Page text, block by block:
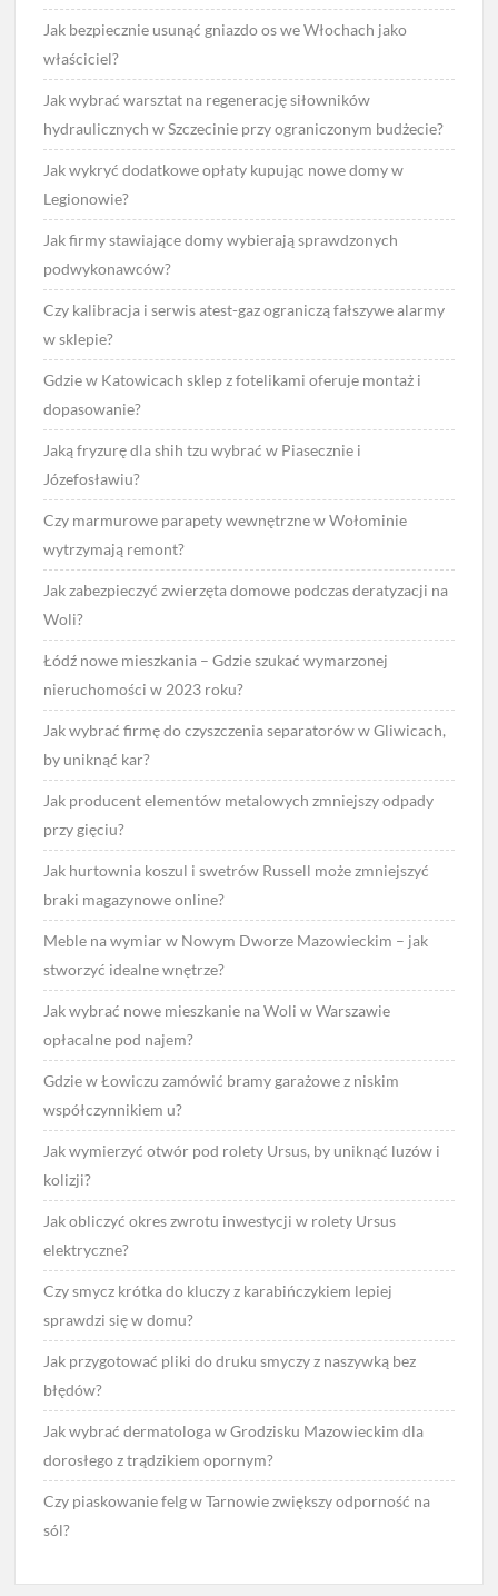
Jak bezpiecznie usunąć gniazdo os we Włochach jako
właściciel?
Jak wybrać warsztat na regenerację siłowników
hydraulicznych w Szczecinie przy ograniczonym budżecie?
Jak wykryć dodatkowe opłaty kupując nowe domy w
Legionowie?
Jak firmy stawiające domy wybierają sprawdzonych
podwykonawców?
Czy kalibracja i serwis atest-gaz ograniczą fałszywe alarmy
w sklepie?
Gdzie w Katowicach sklep z fotelikami oferuje montaż i
dopasowanie?
Jaką fryzurę dla shih tzu wybrać w Piasecznie i
Józefosławiu?
Czy marmurowe parapety wewnętrzne w Wołominie
wytrzymają remont?
Jak zabezpieczyć zwierzęta domowe podczas deratyzacji na
Woli?
Łódź nowe mieszkania – Gdzie szukać wymarzonej
nieruchomości w 2023 roku?
Jak wybrać firmę do czyszczenia separatorów w Gliwicach,
by uniknąć kar?
Jak producent elementów metalowych zmniejszy odpady
przy gięciu?
Jak hurtownia koszul i swetrów Russell może zmniejszyć
braki magazynowe online?
Meble na wymiar w Nowym Dworze Mazowieckim – jak
stworzyć idealne wnętrze?
Jak wybrać nowe mieszkanie na Woli w Warszawie
opłacalne pod najem?
Gdzie w Łowiczu zamówić bramy garażowe z niskim
współczynnikiem u?
Jak wymierzyć otwór pod rolety Ursus, by uniknąć luzów i
kolizji?
Jak obliczyć okres zwrotu inwestycji w rolety Ursus
elektryczne?
Czy smycz krótka do kluczy z karabińczykiem lepiej
sprawdzi się w domu?
Jak przygotować pliki do druku smyczy z naszywką bez
błędów?
Jak wybrać dermatologa w Grodzisku Mazowieckim dla
dorosłego z trądzikiem opornym?
Czy piaskowanie felg w Tarnowie zwiększy odporność na
sól?